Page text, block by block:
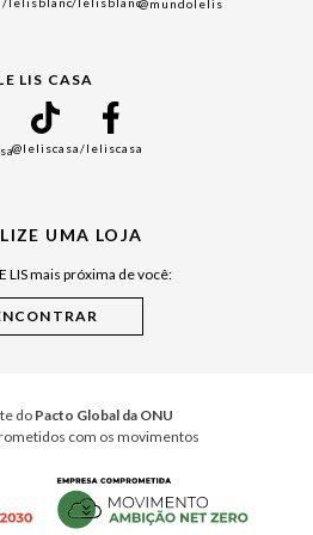
@mundolelis
LIS CASA
@leliscasa/leliscasa
UMA LOJA
LIS mais próxima de você:
do Pacto Global da ONU
com os movimentos